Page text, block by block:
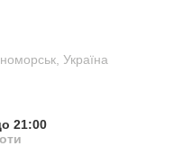
Україна
21:00